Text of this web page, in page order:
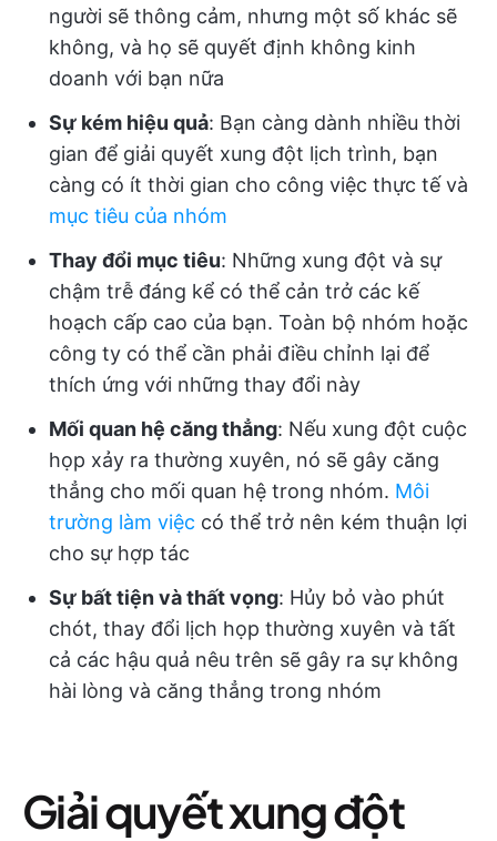
người sẽ thông cảm, nhưng một số khác sẽ
không, và họ sẽ quyết định không kinh
doanh với bạn nữa
Sự kém hiệu quả: Bạn càng dành nhiều thời
gian để giải quyết xung đột lịch trình, bạn
càng có ít thời gian cho công việc thực tế và
mục tiêu của nhóm
Thay đổi mục tiêu: Những xung đột và sự
chậm trễ đáng kể có thể cản trở các kế
hoạch cấp cao của bạn. Toàn bộ nhóm hoặc
công ty có thể cần phải điều chỉnh lại để
thích ứng với những thay đổi này
Mối quan hệ căng thẳng: Nếu xung đột cuộc
họp xảy ra thường xuyên, nó sẽ gây căng
thẳng cho mối quan hệ trong nhóm. Môi
trường làm việc có thể trở nên kém thuận lợi
cho sự hợp tác
Sự bất tiện và thất vọng: Hủy bỏ vào phút
chót, thay đổi lịch họp thường xuyên và tất
cả các hậu quả nêu trên sẽ gây ra sự không
hài lòng và căng thẳng trong nhóm
Giải quyết xung đột